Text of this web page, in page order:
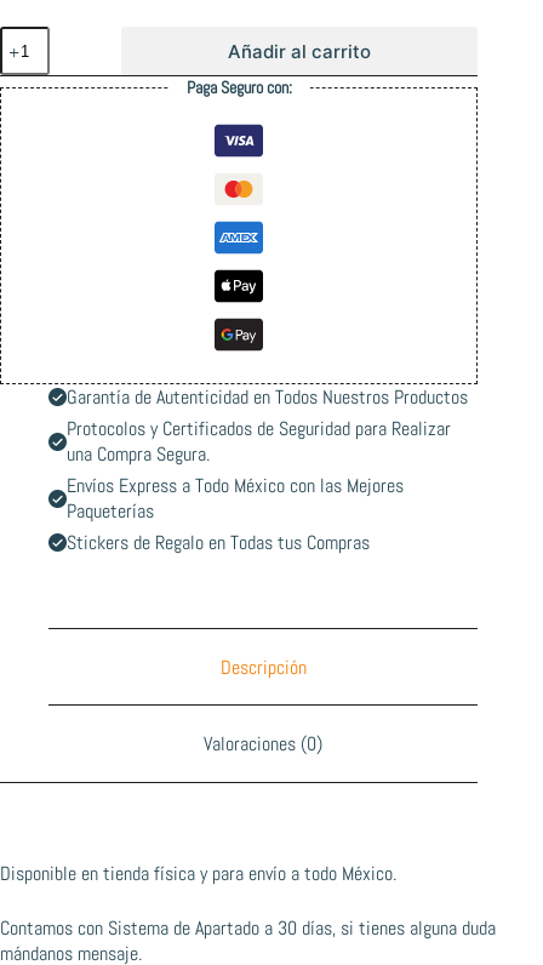
Kyoto
Set
de
Tuercas
Kingpin
cantidad
Añadir al carrito
Paga Seguro con:
Garantía de Autenticidad en Todos Nuestros Productos
Protocolos y Certificados de Seguridad para Realizar
una Compra Segura.
Envíos Express a Todo México con las Mejores
Paqueterías
Stickers de Regalo en Todas tus Compras
Descripción
Valoraciones (0)
Disponible en tienda física y para envío a todo México.
Contamos con Sistema de Apartado a 30 días, si tienes alguna duda
mándanos mensaje.